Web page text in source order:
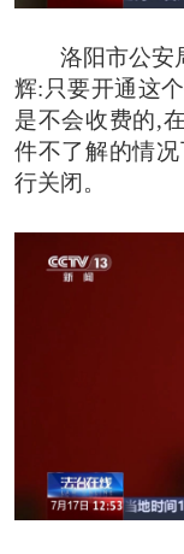
洛阳市公安
辉:只要开通这
是不会收费的,
件不了解的情
行关闭。